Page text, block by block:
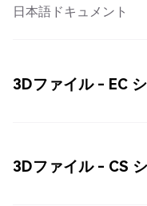
日本語ドキュメント
3Dファイル - EC
3Dファイル - CS